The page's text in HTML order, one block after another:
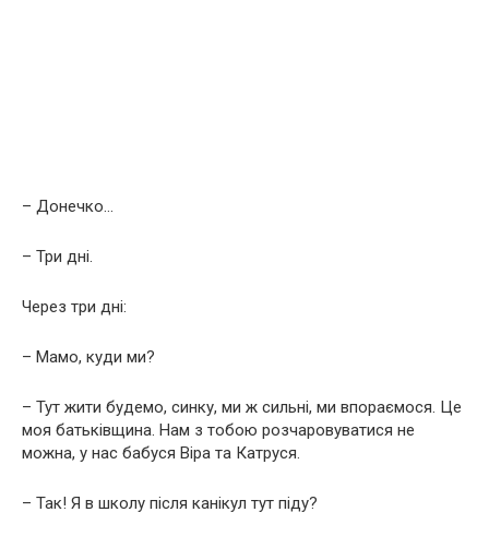
– Донечко…
– Три дні.
Через три дні:
– Мамо, куди ми?
– Тут жити будемо, синку, ми ж сильні, ми впораємося. Це
моя батьківщина. Нам з тобою розчаровуватися не
можна, у нас бабуся Віра та Катруся.
– Так! Я в школу після канікул тут піду?